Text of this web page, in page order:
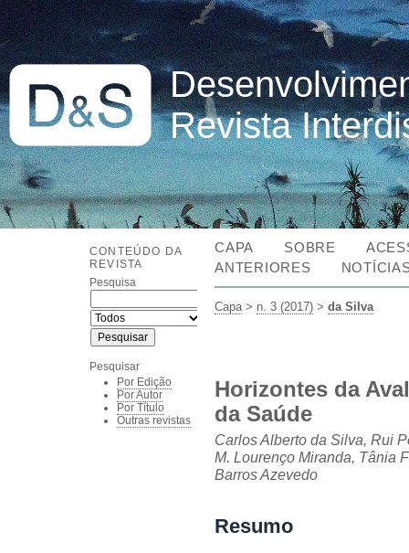
Revista
CONTEÚDO DA
REVISTA
Pesquisa
Pesquisar
Por Edição
Por Autor
Por Título
Outras revistas
CAPA SOBRE
ANTERIORES
Capa > n. 3 (2017) >da Silva
Horizontes da
da Saúde
Carlos Alberto da Silva, Rui
M. Lourenço Miranda, Tânia
Barros Azevedo
Resumo